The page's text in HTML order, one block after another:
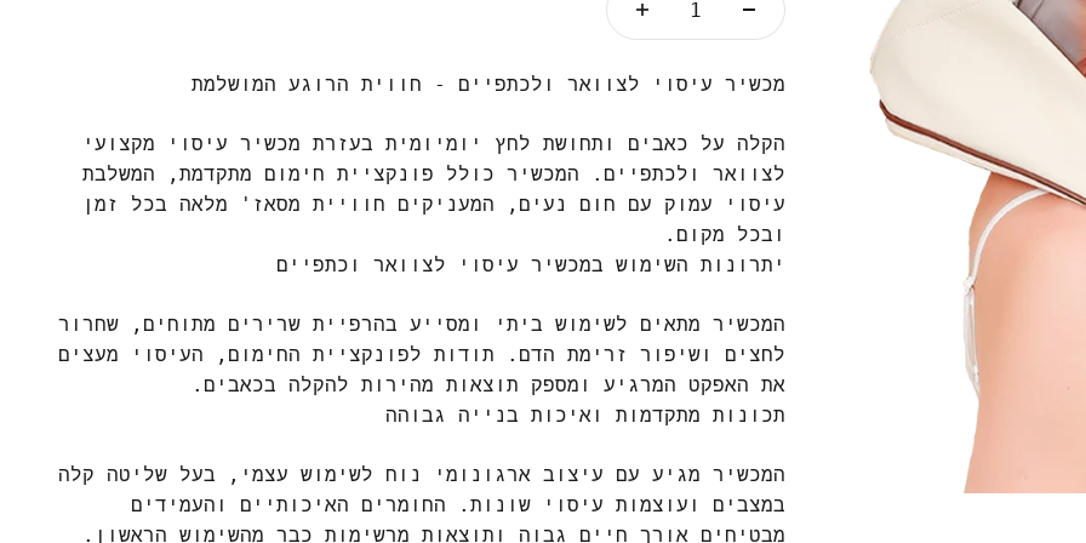
מכשיר עיסוי לצוואר ולכתפיים - חווית הרוגע המושלמת
הקלה על כאבים ותחושת לחץ יומיומית בעזרת מכשיר עיסוי מקצועי
לצוואר ולכתפיים. המכשיר כולל פונקציית חימום מתקדמת, המשלבת
עיסוי עמוק עם חום נעים, המעניקים חוויית מסאז' מלאה בכל זמן
ובכל מקום.
יתרונות השימוש במכשיר עיסוי לצוואר וכתפיים
המכשיר מתאים לשימוש ביתי ומסייע בהרפיית שרירים מתוחים, שחרור
לחצים ושיפור זרימת הדם. תודות לפונקציית החימום, העיסוי מעצים
את האפקט המרגיע ומספק תוצאות מהירות להקלה בכאבים.
תכונות מתקדמות ואיכות בנייה גבוהה
המכשיר מגיע עם עיצוב ארגונומי נוח לשימוש עצמי, בעל שליטה קלה
במצבים ועוצמות עיסוי שונות. החומרים האיכותיים והעמידים
מבטיחים אורך חיים גבוה ותוצאות מרשימות כבר מהשימוש הראשון.